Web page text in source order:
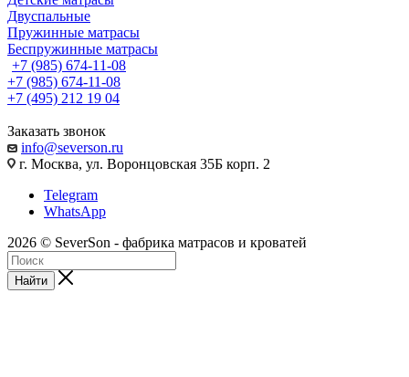
Двуспальные
Пружинные матрасы
Беспружинные матрасы
+7 (985) 674-11-08
+7 (985) 674-11-08
+7 (495) 212 19 04
Заказать звонок
info@severson.ru
г. Москва, ул. Воронцовская 35Б корп. 2
Telegram
WhatsApp
2026 © SeverSon - фабрика матрасов и кроватей
Найти